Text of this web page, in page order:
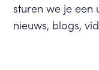
sturen we je een
nieuws, blogs,